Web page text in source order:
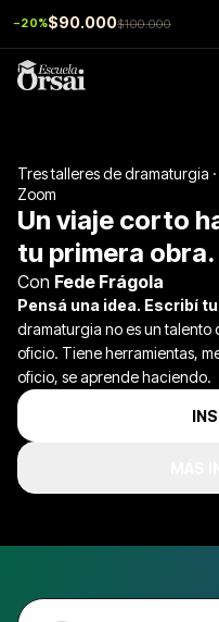
−20%$90.000$100.000
Tres talleres de dramaturgia
Zoom
Un viaje corto
tu primera obra.
Con Fede Frágola
Pensá una idea. Escribí
dramaturgia no es un talento
oficio. Tiene herramientas,
oficio, se aprende haciendo.